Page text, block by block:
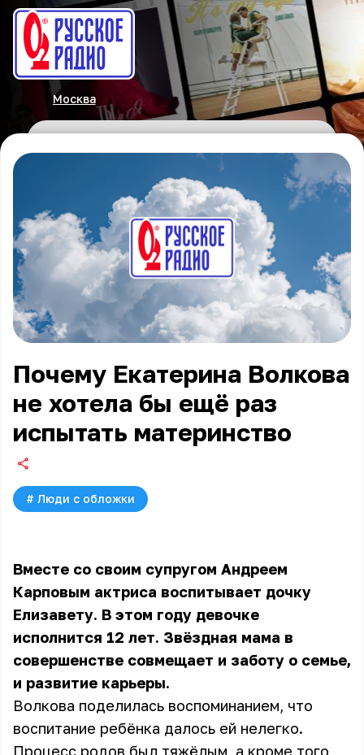
Москва
Почему Екатерина Волкова
не хотела бы ещё раз
испытать материнство
# Люди с обложки
Вместе со своим супругом Андреем
Карповым актриса воспитывает дочку
Елизавету. В этом году девочке
исполнится 12 лет. Звёздная мама в
совершенстве совмещает и заботу о семье,
и развитие карьеры.
Волкова поделилась воспоминанием, что
воспитание ребёнка далось ей нелегко.
Процесс родов был тяжёлым, а кроме того